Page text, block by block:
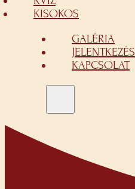
KISOKOS
GALÉRIA
JELENTKEZÉS
KAPCSOLAT